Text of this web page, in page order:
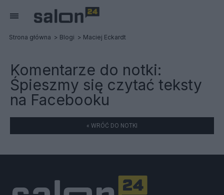
Strona główna Blogi Maciej Eckardt
Komentarze do notki:
Śpieszmy się czytać teksty
na Facebooku
« WRÓĆ DO NOTKI